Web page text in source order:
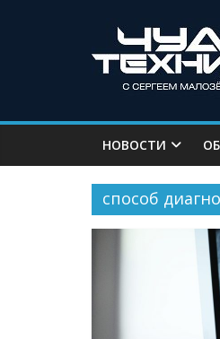
НОВОСТИ
способ